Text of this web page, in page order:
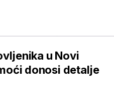
u Novi
donosi detalje